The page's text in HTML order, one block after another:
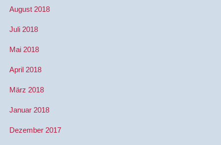
August 2018
Juli 2018
Mai 2018
April 2018
März 2018
Januar 2018
Dezember 2017